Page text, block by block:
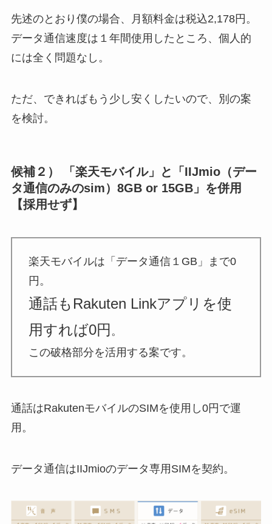
先述のとおり僕の場合、月額料金は税込2,178円。
データ通信速度は１年間使用したところ、個人的
には全く問題なし。
ただ、 できればもう少し安くしたいので、別の案
を検討。
候補２） 「楽天モバイル」と「IIJmio（デー
タ通信のみのsim）8GB or 15GB」を併用
【採用せず】
楽天モバイルは「データ通信１GB」まで0
円。
通話もRakuten Linkアプリを使
用すれば0円 。
この破格部分を活用する案です。
通話はRakutenモバイルのSIMを使用し0円で運
用。
データ通信はIIJmioのデータ専用SIMを契約。